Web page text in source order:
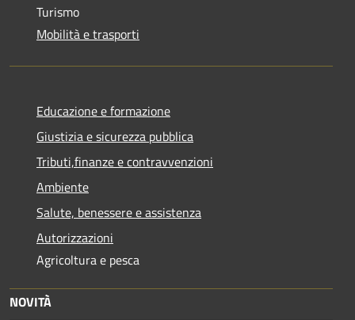
Turismo
Mobilità e trasporti
Educazione e formazione
Giustizia e sicurezza pubblica
Tributi,finanze e contravvenzioni
Ambiente
Salute, benessere e assistenza
Autorizzazioni
Agricoltura e pesca
NOVITÀ